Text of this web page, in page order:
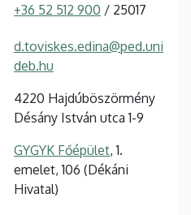
+36 52 512 900 / 25017
d.toviskes.edina@ped.uni
deb.hu
4220 Hajdúböszörmény
Désány István utca 1-9
GYGYK Főépület, 1.
emelet, 106 (Dékáni
Hivatal)